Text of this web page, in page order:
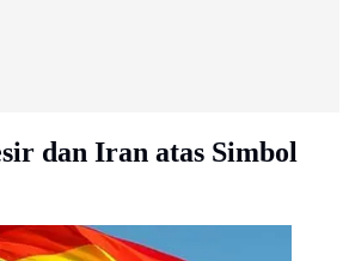
dan Iran atas Simbol